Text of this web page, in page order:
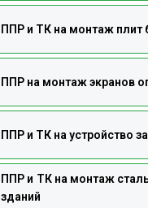
ППР и ТК на монтаж плит
ППР на монтаж экранов
ППР и ТК на устройство
ППР и ТК на монтаж
зданий